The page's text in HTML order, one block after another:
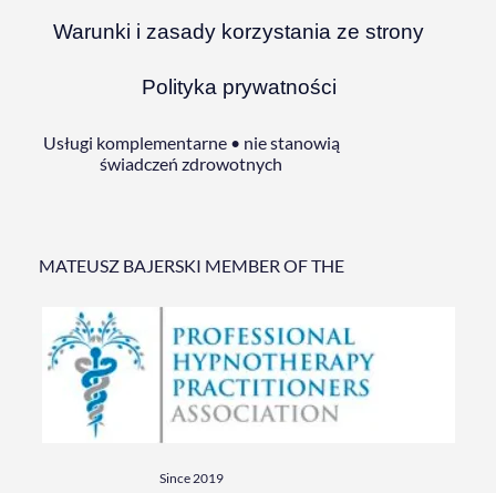
Warunki i zasady korzystania ze strony
Polityka prywatności
Usługi komplementarne • nie stanowią
świadczeń zdrowotnych
MATEUSZ BAJERSKI MEMBER OF THE
Since 2019